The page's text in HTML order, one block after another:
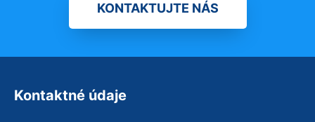
KONTAKTUJTE NÁS
Kontaktné údaje